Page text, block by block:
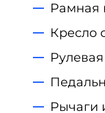
Рамная
Кресло
Рычаги